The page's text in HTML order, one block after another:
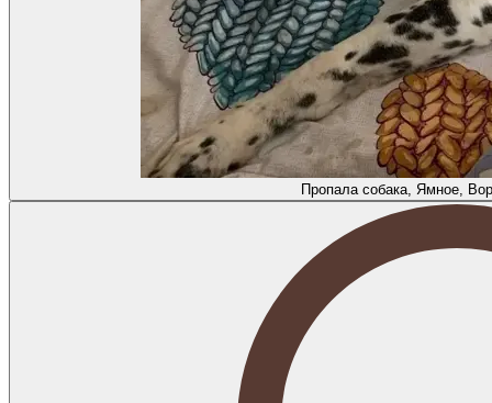
Пропала собака, Ямное,